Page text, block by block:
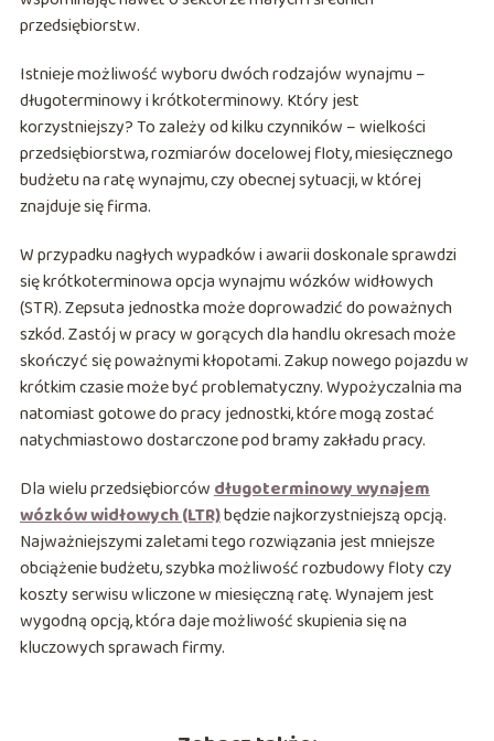
przedsiębiorstw.
Istnieje możliwość wyboru dwóch rodzajów wynajmu –
długoterminowy i krótkoterminowy. Który jest
korzystniejszy? To zależy od kilku czynników – wielkości
przedsiębiorstwa, rozmiarów docelowej floty, miesięcznego
budżetu na ratę wynajmu, czy obecnej sytuacji, w której
znajduje się firma.
W przypadku nagłych wypadków i awarii doskonale sprawdzi
się krótkoterminowa opcja wynajmu wózków widłowych
(STR). Zepsuta jednostka może doprowadzić do poważnych
szkód. Zastój w pracy w gorących dla handlu okresach może
skończyć się poważnymi kłopotami. Zakup nowego pojazdu w
krótkim czasie może być problematyczny. Wypożyczalnia ma
natomiast gotowe do pracy jednostki, które mogą zostać
natychmiastowo dostarczone pod bramy zakładu pracy.
Dla wielu przedsiębiorcówdługoterminowy wynajem
wózków widłowych (LTR)będzie najkorzystniejszą opcją.
Najważniejszymi zaletami tego rozwiązania jest mniejsze
obciążenie budżetu, szybka możliwość rozbudowy floty czy
koszty serwisu wliczone w miesięczną ratę. Wynajem jest
wygodną opcją, która daje możliwość skupienia się na
kluczowych sprawach firmy.